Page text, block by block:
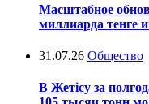
Масштабное
миллиарда тенге
31.07.26 Общество
В Жетісу за